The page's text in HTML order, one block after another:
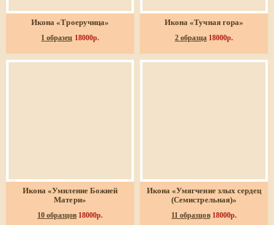
Икона «Троеручица»
1 образец 18000р.
Икона «Тучная гора»
2 образца 18000р.
Икона «Умиление Божией
Матери»
10 образцов 18000р.
Икона «Умягчение злых сердец
(Семистрельная)»
11 образцов 18000р.